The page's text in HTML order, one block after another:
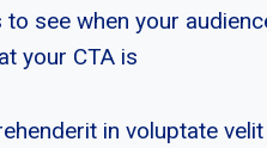
see when your
your CTA is
in voluptate